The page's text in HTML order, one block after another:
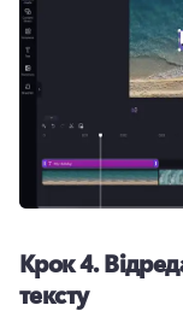
Крок 4.
тексту